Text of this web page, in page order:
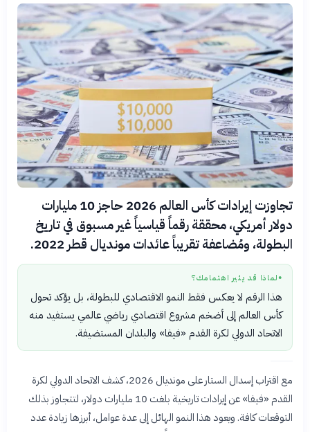
تجاوزت إيرادات كأس العالم 2026 حاجز 10 مليارات
دولار أمريكي، محققة رقماً قياسياً غير مسبوق في تاريخ
البطولة، ومُضاعفة تقريباً عائدات مونديال قطر 2022.
● لماذا قد يثير اهتمامك؟
هذا الرقم لا يعكس فقط النمو الاقتصادي للبطولة، بل يؤكد تحول
كأس العالم إلى أضخم مشروع اقتصادي رياضي عالمي يستفيد منه
الاتحاد الدولي لكرة القدم «فيفا» والبلدان المستضيفة.
مع اقتراب إسدال الستار على مونديال 2026، كشف الاتحاد الدولي لكرة
القدم «فيفا» عن إيرادات تاريخية بلغت 10 مليارات دولار، لتتجاوز بذلك
التوقعات كافة. ويعود هذا النمو الهائل إلى عدة عوامل، أبرزها زيادة عدد